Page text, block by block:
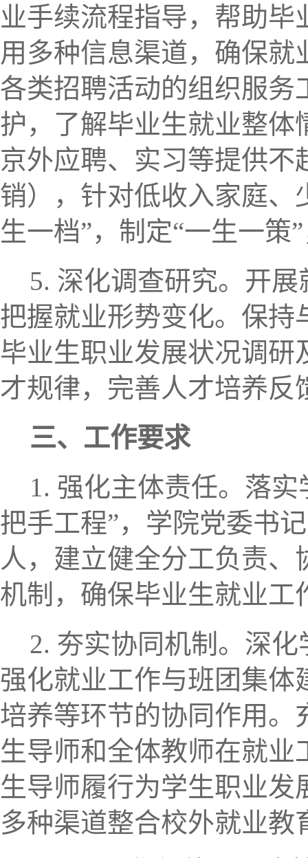
业手续流程指导，帮助
用多种信息渠道，确保
各类招聘活动的组织服务
护，了解毕业生就业整体
京外应聘、实习等提供不
销），针对低收入家庭、
生一档”，制定“一生一策
5. 深化调查研究。 开展
把握就业形势变化。保持
毕业生职业发展状况调
才规律，完善人才培养反
三、工作要求
1. 强化主体责任。落
把手工程”，学院党委书
人，建立健全分工负责
机制，确保毕业生就业工
2. 夯实协同机制。 深化
强化就业工作与班团集
培养等环节的协同作用。
生导师和全体教师在就
生导师履行为学生职业
多种渠道整合校外就业教